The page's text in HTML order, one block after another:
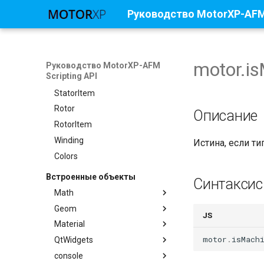
Руководство MotorXP-
Руководство MotorXP-AFM
Scripting API
Magnetization
PoleArrangement
Stator
StatorItem
Rotor
RotorItem
Winding
Colors
Встроенные объекты
Math
Методы
Math.isEpsilon()
Math.isEqual()
Math.isLessEqual()
Geom
Методы
Geom.angle()
Geom.angleBetweenVectors()
Material
Методы
Material.empty()
QtWidgets
Методы
console
Описание
Истина, если
Синтаксис
JS
motor .